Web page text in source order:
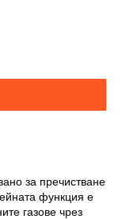
за пречистване
функция е
газове чрез